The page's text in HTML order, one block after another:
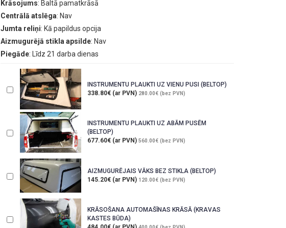
Krāsojums: Baltā pamatkrāsā
Centrālā atslēga: Nav
Jumta reliņi: Kā papildus opcija
Aizmugurējā stikla apsilde: Nav
Piegāde: Līdz 21 darba dienas
INSTRUMENTU PLAUKTI UZ VIENU PUSI (BELTOP)
338.80€ (ar PVN) 280.00€ (bez PVN)
INSTRUMENTU PLAUKTI UZ ABĀM PUSĒM
(BELTOP)
677.60€ (ar PVN) 560.00€ (bez PVN)
AIZMUGURĒJAIS VĀKS BEZ STIKLA (BELTOP)
145.20€ (ar PVN) 120.00€ (bez PVN)
KRĀSOŠANA AUTOMAŠĪNAS KRĀSĀ (KRAVAS
KASTES BŪDA)